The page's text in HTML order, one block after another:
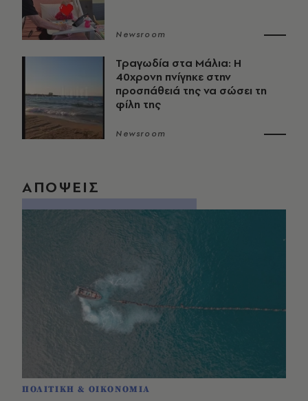
Newsroom
Τραγωδία στα Μάλια: Η
40χρονη πνίγηκε στην
προσπάθειά της να σώσει τη
φίλη της
Newsroom
ΑΠΟΨΕΙΣ
ΠΟΛΙΤΙΚΗ & ΟΙΚΟΝΟΜΙΑ